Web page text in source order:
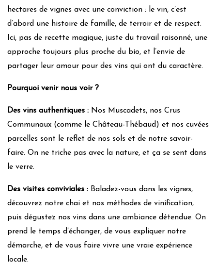
hectares de vignes avec une conviction : le vin, c’est
d’abord une histoire de famille, de terroir et de respect.
Ici, pas de recette magique, juste du travail raisonné, une
approche toujours plus proche du bio, et l’envie de
partager leur amour pour des vins qui ont du caractère.
Pourquoi venir nous voir ?
Des vins authentiques : Nos Muscadets, nos Crus
Communaux (comme le Château-Thébaud) et nos cuvées
parcelles sont le reflet de nos sols et de notre savoir-
faire. On ne triche pas avec la nature, et ça se sent dans
le verre.
Des visites conviviales : Baladez-vous dans les vignes,
découvrez notre chai et nos méthodes de vinification,
puis dégustez nos vins dans une ambiance détendue. On
prend le temps d’échanger, de vous expliquer notre
démarche, et de vous faire vivre une vraie expérience
locale.